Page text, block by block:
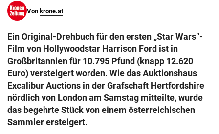
search
eingeben
Muthgasse 2, 1190 Wien
Von krone.at
Ein Original-Drehbuch für den ersten „Star Wars“-
Film von Hollywoodstar Harrison Ford ist in
Großbritannien für 10.795 Pfund (knapp 12.620
Euro) versteigert worden. Wie das Auktionshaus
Excalibur Auctions in der Grafschaft Hertfordshire
nördlich von London am Samstag mitteilte, wurde
das begehrte Stück von einem österreichischen
Sammler ersteigert.